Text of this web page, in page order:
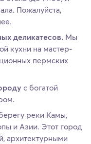
Пожалуйста,
деликатесов. Мы
кухни на мастер-
пермских
с богатой
реки Камы,
и Азии. Этот город
архитектурными